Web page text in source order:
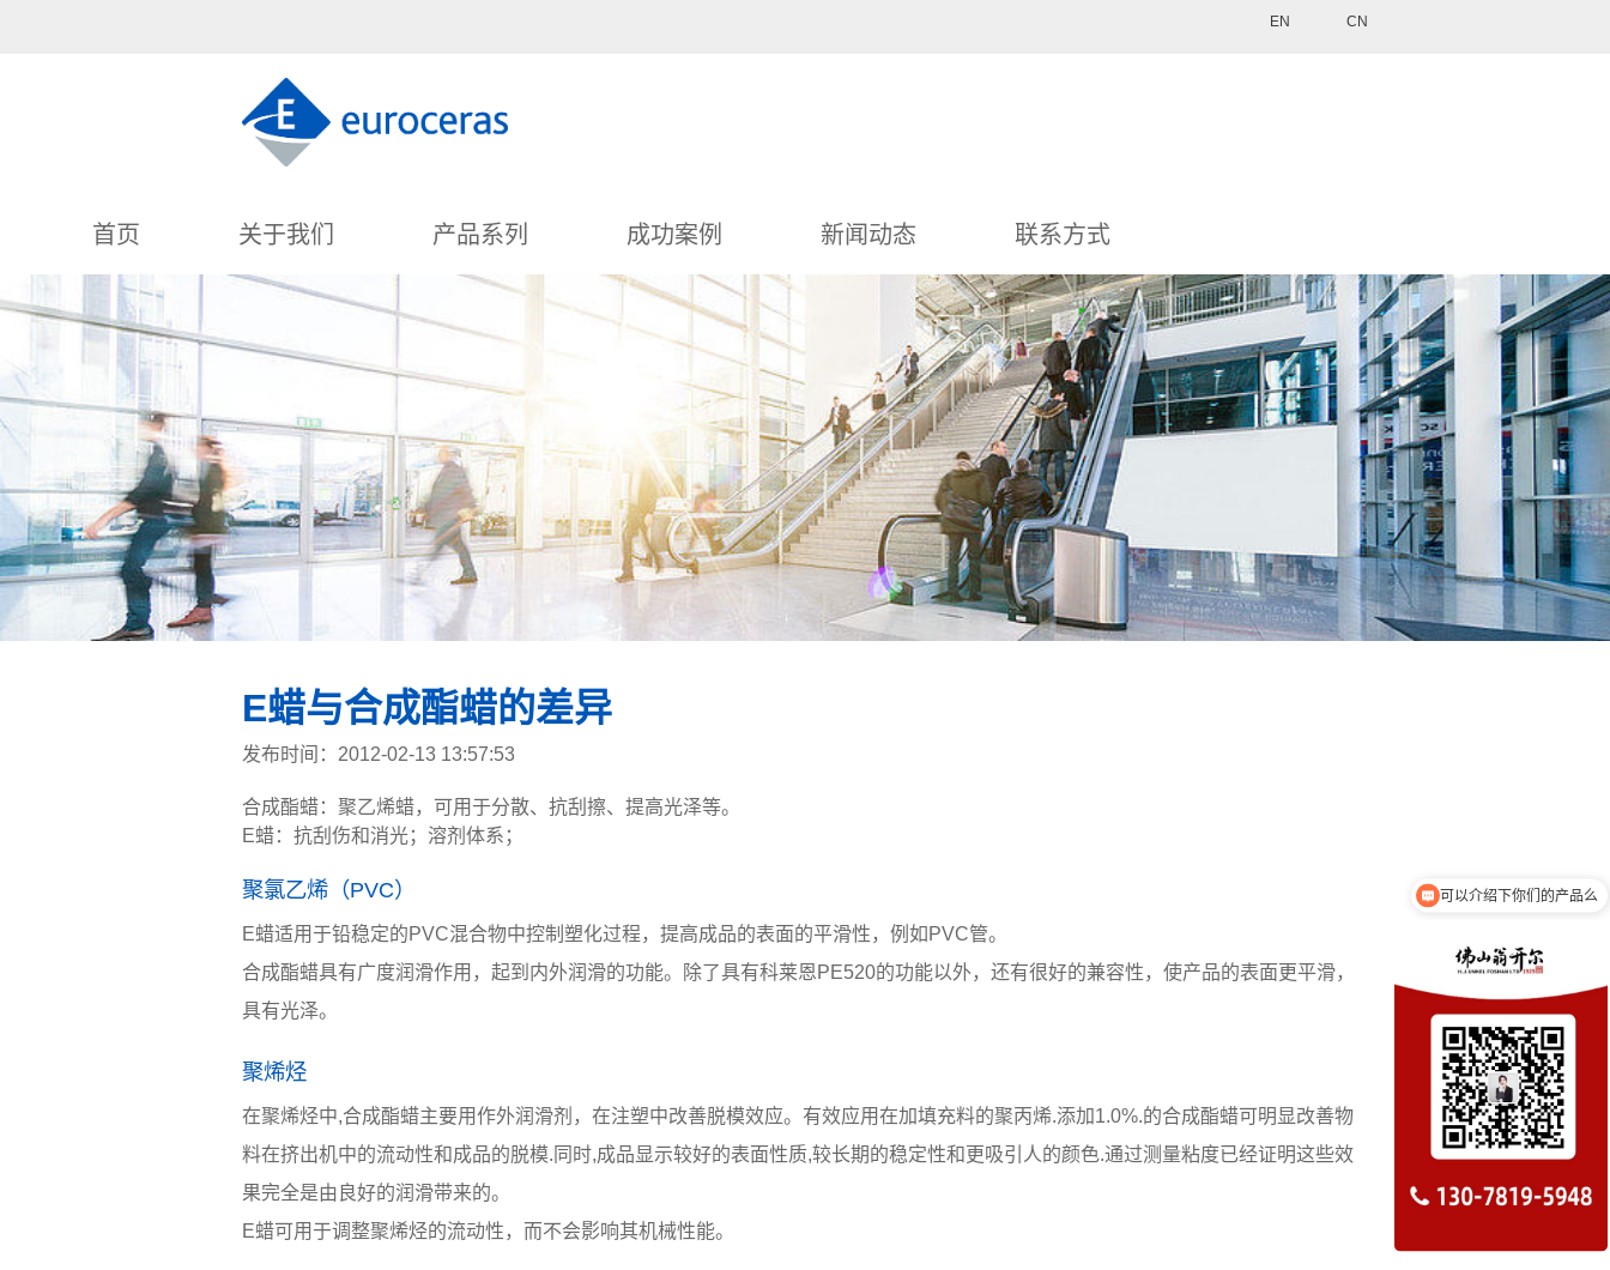
CN
EN
首页 关于我们 产品系列 成功案例 新闻动态 联系方式
E蜡与合成酯蜡的差异
发布时间：2012-02-13 13:57:53
合成酯蜡： 聚乙烯蜡，可用于分散、抗刮擦、提高光泽等。
E蜡：抗刮伤和消光；溶剂体系；
聚氯乙烯（PVC）
E蜡适用于铅稳定的PVC混合物中控制塑化过程，提高成品的表面的平滑性，例如PVC管。
合成酯蜡具有广度润滑作用，起到内外润滑的功能。除了具有科莱恩PE520的功能以外，还有很好的兼容性，使产品的表面更平滑，
具有光泽。
聚烯烃
在聚烯烃中,合成酯蜡主要用作外润滑剂，在注塑中改善脱模效应。有效应用在加填充料的聚丙烯.添加1.0%.的合成酯蜡可明显改善物
料在挤出机中的流动性和成品的脱模.同时,成品显示较好的表面性质,较长期的稳定性和更吸引人的颜色.通过测量粘度已经证明这些效
果完全是由良好的润滑带来的。
E蜡可用于调整聚烯烃的流动性，而不会影响其机械性能。
可以介绍下你们的产品么